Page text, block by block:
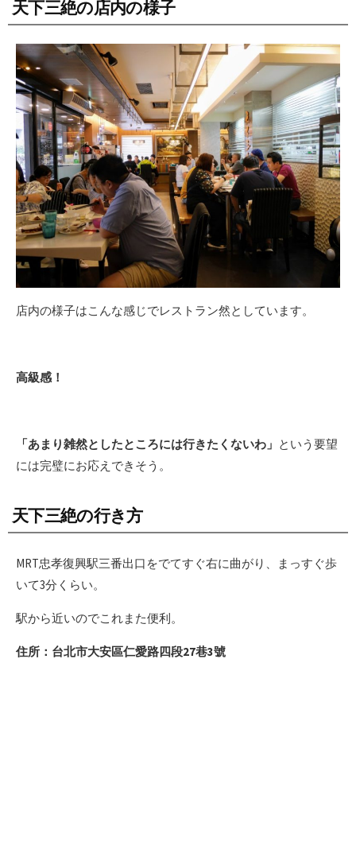
天下三絶の店内の様子
店内の様子はこんな感じでレストラン然としています。
高級感！
「あまり雑然としたところには行きたくないわ」 という要望
には完璧にお応えできそう。
天下三絶の行き方
MRT忠孝復興駅三番出口をでてすぐ右に曲がり、まっすぐ歩
いて3分くらい。
駅から近いのでこれまた便利。
住所：台北市大安區仁愛路四段27巷3號